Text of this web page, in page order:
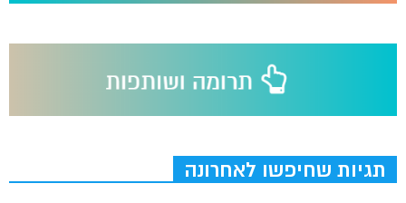
תגיות שחיפשו לאחרונה